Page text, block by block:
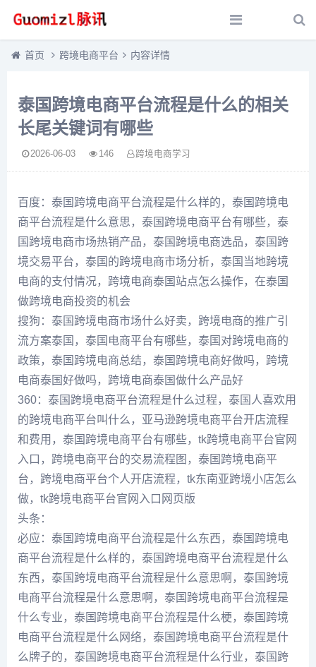
首页 跨境电商平台 内容详情
泰国跨境电商平台流程是什么的相关
长尾关键词有哪些
2026-06-03 146 跨境电商学习
百度：泰国跨境电商平台流程是什么样的，泰国跨境电
商平台流程是什么意思，泰国跨境电商平台有哪些，泰
国跨境电商市场热销产品，泰国跨境电商选品，泰国跨
境交易平台，泰国的跨境电商市场分析，泰国当地跨境
电商的支付情况，跨境电商泰国站点怎么操作，在泰国
做跨境电商投资的机会
搜狗：泰国跨境电商市场什么好卖，跨境电商的推广引
流方案泰国，泰国电商平台有哪些，泰国对跨境电商的
政策，泰国跨境电商总结，泰国跨境电商好做吗，跨境
电商泰国好做吗，跨境电商泰国做什么产品好
360：泰国跨境电商平台流程是什么过程，泰国人喜欢用
的跨境电商平台叫什么，亚马逊跨境电商平台开店流程
和费用，泰国跨境电商平台有哪些，tk跨境电商平台官网
入口，跨境电商平台的交易流程图，泰国跨境电商平
台，跨境电商平台个人开店流程，tk东南亚跨境小店怎么
做，tk跨境电商平台官网入口网页版
头条：
必应：泰国跨境电商平台流程是什么东西，泰国跨境电
商平台流程是什么样的，泰国跨境电商平台流程是什么
东西，泰国跨境电商平台流程是什么意思啊，泰国跨境
电商平台流程是什么意思啊，泰国跨境电商平台流程是
什么专业，泰国跨境电商平台流程是什么梗，泰国跨境
电商平台流程是什么网络，泰国跨境电商平台流程是什
么牌子的，泰国跨境电商平台流程是什么行业，泰国跨